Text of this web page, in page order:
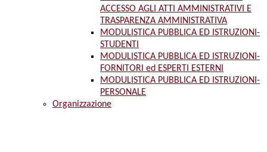
ACCESSO AGLI ATTI AMMINISTRATIVI E
TRASPARENZA AMMINISTRATIVA
MODULISTICA PUBBLICA ED ISTRUZIONI-
STUDENTI
MODULISTICA PUBBLICA ED ISTRUZIONI-
FORNITORI ed ESPERTI ESTERNI
MODULISTICA PUBBLICA ED ISTRUZIONI-
PERSONALE
Organizzazione